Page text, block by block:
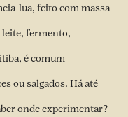
lua, feito com massa
leite, fermento,
é comum
ou salgados. Há até
onde experimentar?